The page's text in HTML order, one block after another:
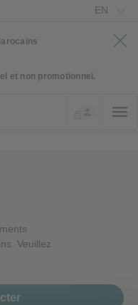
EN
et non promotionnel.
Veuillez